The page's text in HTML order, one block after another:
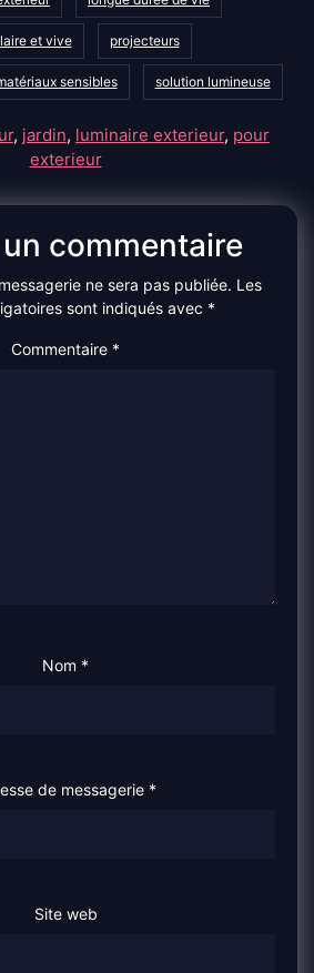
et vive projecteurs
sensibles solution lumineuse
, jardin, luminaire exterieur, pour
exterieur
commentaire
ne sera pas publiée. Les
sont indiqués avec *
Commentaire *
Nom *
de messagerie *
Site web